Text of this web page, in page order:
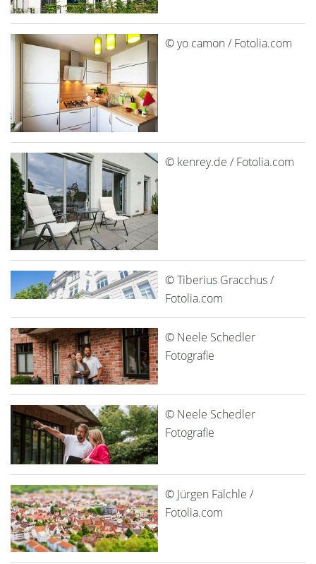
© yo camon / Fotolia.com
© kenrey.de / Fotolia.com
© Tiberius Gracchus /
Fotolia.com
© Neele Schedler
Fotografie
© Neele Schedler
Fotografie
© Jürgen Fälchle /
Fotolia.com